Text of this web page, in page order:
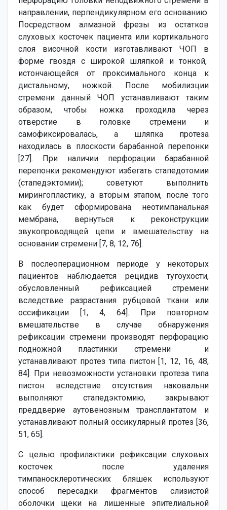
направлении, перпендикулярном его основанию.
Посредством алмазной фрезы из остатков
слуховых косточек пациента или кортикального
слоя височной кости изготавливают ЧОП в
форме гвоздя с широкой шляпкой и тонкой,
истончающейся от проксимального конца к
дистальному, ножкой. После мобилизции
стремени данный ЧОП устанавливают таким
образом, чтобы ножка проходила через
отверстие в головке стремени и
самофиксировалась, а шляпка протеза
находилась в плоскости барабанной перепонки
[27]. При наличии перфорации барабанной
перепонки рекомендуют избегать стапедотомии
(стапедэктомии); советуют выполнить
мирингопластику, а вторым этапом, после того
как будет сформирована неотимпанальная
мембрана, вернуться к реконструкции
звукопроводящей цепи и вмешательству на
основании стремени [7, 8, 12, 76].
В послеоперационном периоде у некоторых
пациентов наблюдается рецидив тугоухости,
обусловленный рефиксацией стремени
вследствие разрастания рубцовой ткани или
оссификации [1, 4, 64]. При повторном
вмешательстве в случае обнаружения
рефиксации стремени производят перфорацию
подножной пластинки стремени и
устанавливают протез типа пистон [1, 12, 16, 48,
84]. При невозможности установки протеза типа
пистон вследствие отсутствия наковальни
выполняют стапедэктомию, закрывают
преддверие аутовенозным трансплантатом и
устанавливают полный оссикулярный протез [36,
51, 65].
С целью профилактики рефиксации слуховых
косточек после удаления
тимпаносклеротических бляшек используют
способ пересадки фрагментов слизистой
оболочки щеки на лишенные эпителиальной